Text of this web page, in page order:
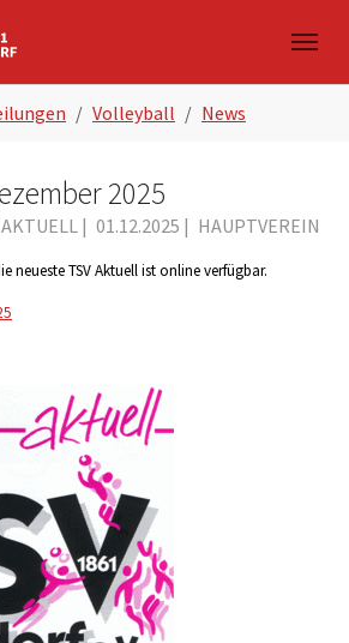
Volleyball News
2025
| 01.12.2025 | HAUPTVEREIN
neueste TSV Aktuell ist online verfügbar.